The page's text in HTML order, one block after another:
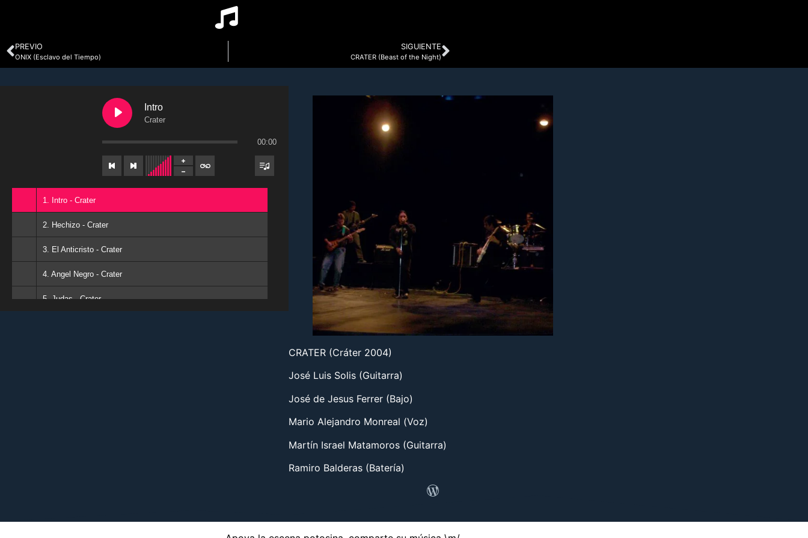
PREVIO
ONIX (Esclavo del Tiempo)
SIGUIENTE
CRATER (Beast of the Night)
Intro
Crater
00:00
1. Intro - Crater
2. Hechizo - Crater
3. El Anticristo - Crater
4. Angel Negro - Crater
5. Judas - Crater
CRATER (Cráter 2004)
José Luis Solis (Guitarra)
José de Jesus Ferrer (Bajo)
Mario Alejandro Monreal (Voz)
Martín Israel Matamoros (Guitarra)
Ramiro Balderas (Batería)